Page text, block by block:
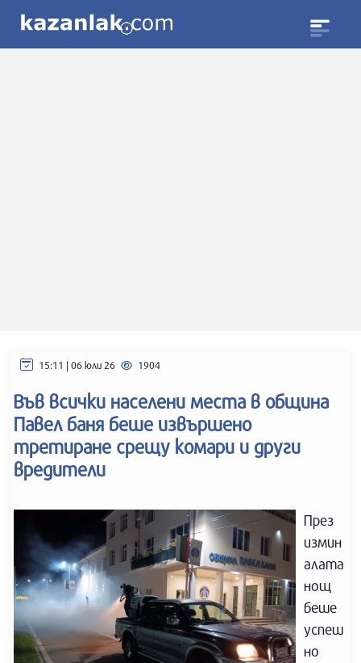
15:11 | 06 юли 26 1904
Във всички населени места в община
Павел баня беше извършено
третиране срещу комари и други
вредители
През
измин
алата
нощ
беше
успеш
но